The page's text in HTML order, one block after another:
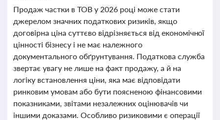
Продаж частки в ТОВ у 2026 році може стати
джерелом значних податкових ризиків, якщо
договірна ціна суттєво відрізняється від економічної
цінності бізнесу і не має належного
документального обґрунтування. Податкова служба
звертає увагу не лише на факт продажу, а й на
логіку встановлення ціни, яка має відповідати
ринковим умовам або бути поясненою фінансовими
показниками, звітами незалежних оцінювачів чи
іншими доказами. Особливо ризиковими є операції